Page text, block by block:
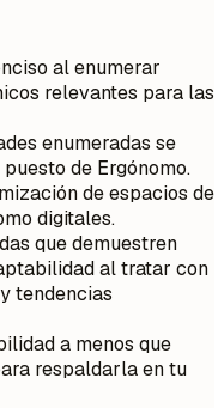
al enumerar
relevantes para las
enumeradas se
de Ergónomo.
de espacios de
digitales.
que demuestren
al tratar con
tendencias
a menos que
respaldarla en tu